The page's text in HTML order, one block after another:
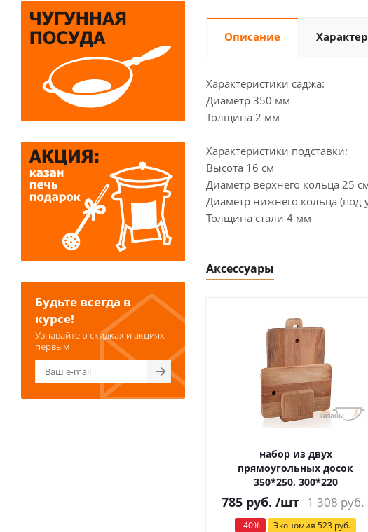
Описание
Характеристики саджа:
Диаметр 350 мм
Толщина 2 мм
Характеристики подставки:
Высота 16 см
Диаметр верхнего кольца 25
Диаметр нижнего кольца (под
Толщина стали 4 мм
Аксессуары
набор из двух
прямоугольных досок
350*250, 300*220
785 руб. /шт 1 308руб.
-40% Экономия 523 руб.
Будьте всегда в
курсе!
Узнавайте о скидках и акциях
первым